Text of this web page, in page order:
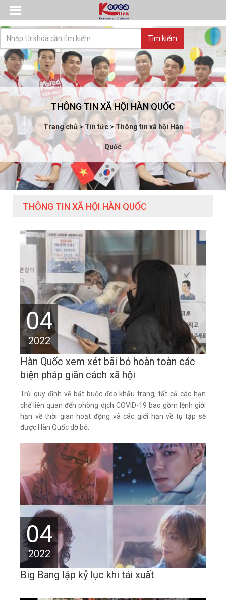
THÔNG TIN XÃ HỘI HÀN QUỐC
Trang chủ>Tin tức> Thông tin xã hội Hàn
Quốc
THÔNG TIN XÃ HỘI HÀN QUỐC
04
2022
Hàn Quốc xem xét bãi bỏ hoàn toàn các
biện pháp giãn cách xã hội
Trừ quy định về bắt buộc đeo khẩu trang, tất cả các hạn
chế liên quan đến phòng dịch COVID-19 bao gồm lệnh giới
hạn về thời gian hoạt động và các giới hạn về tụ tập sẽ
được Hàn Quốc dỡ bỏ.
04
2022
Big Bang lập kỷ lục khi tái xuất